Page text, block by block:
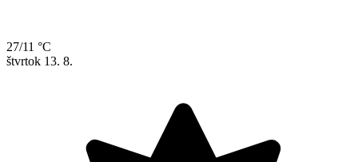
27/11 °C
štvrtok 13. 8.